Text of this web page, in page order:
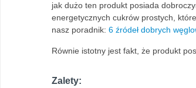
jak dużo ten produkt posiada
energetycznych cukrów prostych,
nasz poradnik: 6 źródeł dobrych
Równie istotny jest fakt, że produkt
Zalety: